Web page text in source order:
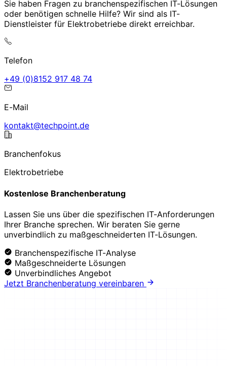
Sie haben Fragen zu branchenspezifischen IT-Lösungen
oder benötigen schnelle Hilfe? Wir sind als IT-
Dienstleister für Elektrobetriebe direkt erreichbar.
Telefon
47 84 719 2518(0) 94+
E-Mail
ed.tniophcet@tkatnok
Branchenfokus
Elektrobetriebe
Kostenlose Branchenberatung
Lassen Sie uns über die spezifischen IT-Anforderungen
Ihrer Branche sprechen. Wir beraten Sie gerne
unverbindlich zu maßgeschneiderten IT-Lösungen.
Branchenspezifische IT-Analyse
Maßgeschneiderte Lösungen
Unverbindliches Angebot
Jetzt Branchenberatung vereinbaren